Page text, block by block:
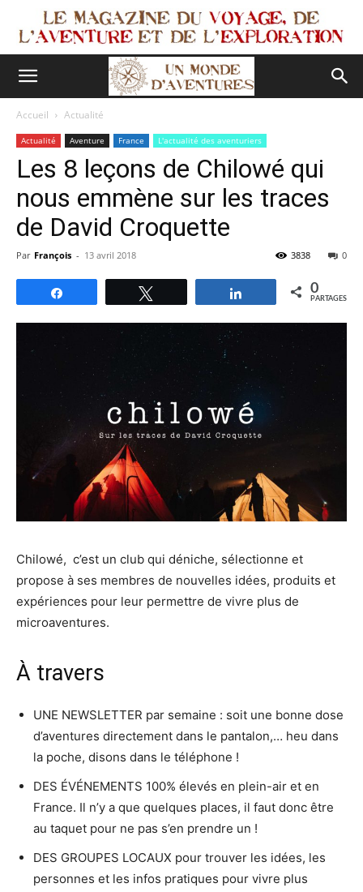
Accueil Actualité
Actualité Aventure France L'actualité des aventuriers
Les 8 leçons de Chilowé qui
nous emmène sur les traces
de David Croquette
Par François - 13 avril 2018 0
3838
Partagez 0
PARTAGES
Chilowé, c’est un club qui déniche, sélectionne et
propose à ses membres de nouvelles idées, produits et
expériences pour leur permettre de vivre plus de
microaventures.
À travers
UNE NEWSLETTER par semaine : soit une bonne dose
d’aventures directement dans le pantalon,… heu dans
la poche, disons dans le téléphone !
DES ÉVÉNEMENTS 100% élevés en plein-air et en
France. Il n’y a que quelques places, il faut donc être
au taquet pour ne pas s’en prendre un !
DES GROUPES LOCAUX pour trouver les idées, les
personnes et les infos pratiques pour vivre plus